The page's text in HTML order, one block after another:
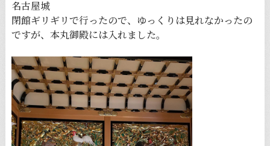
名古屋城
閉館ギリギリで行ったので、ゆっくりは見れなかったの
ですが、本丸御殿には入れました。